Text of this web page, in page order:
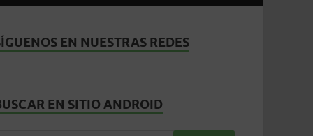
EN NUESTRAS REDES
EN SITIO ANDROID